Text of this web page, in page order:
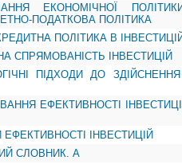
ЕКОНОМІЧНОЇ
ПОДАТКОВА ПОЛІТИКА
ПОЛІТИКА В
СПРЯМОВАНІСТЬ ІНВЕСТИЦІЙ
ПІДХОДИ ДО
ЕФЕКТИВНОСТІ
ЕФЕКТИВНОСТІ ІНВЕСТИЦІЙ
СЛОВНИК. А